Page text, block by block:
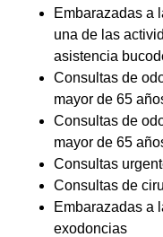
Embarazadas a
una de las
asistencia
Consultas de
mayor de 65
Consultas de
mayor de 65
Consultas
Consultas de
Embarazadas a
exodoncias